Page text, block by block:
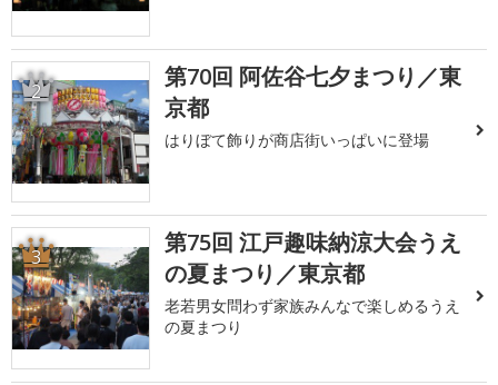
2
第70回 阿佐谷七夕まつり／東
京都
はりぼて飾りが商店街いっぱいに登場
3
第75回 江戸趣味納涼大会うえ
の夏まつり／東京都
老若男女問わず家族みんなで楽しめるうえ
の夏まつり